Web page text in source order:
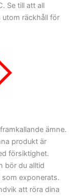
Se till att all
räckhåll för
ämne.
produkt är
försiktighet.
bör du alltid
exponerats.
att röra dina